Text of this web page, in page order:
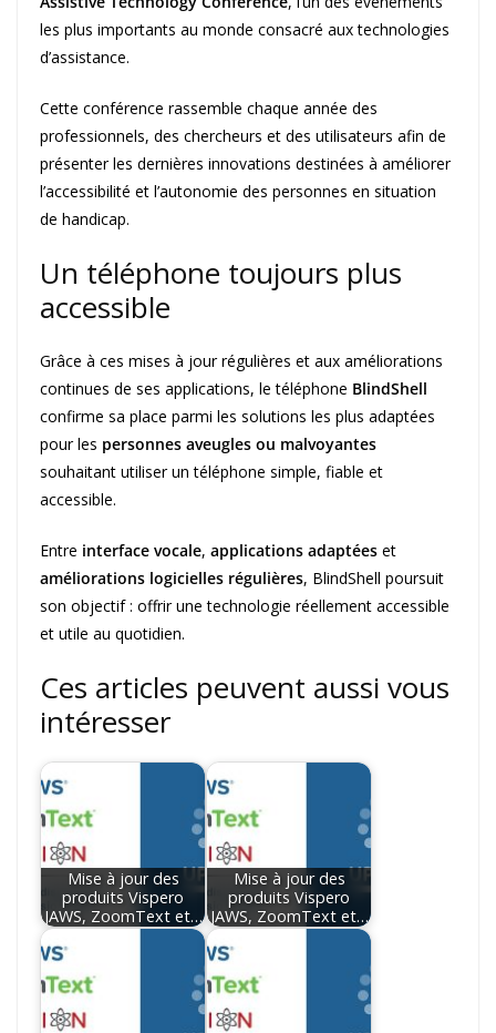
les plus importants au monde consacré aux technologies
d’assistance.
Cette conférence rassemble chaque année des
professionnels, des chercheurs et des utilisateurs afin de
présenter les dernières innovations destinées à améliorer
l’accessibilité et l’autonomie des personnes en situation
de handicap.
Un téléphone toujours plus
accessible
Grâce à ces mises à jour régulières et aux améliorations
continues de ses applications, le téléphone BlindShell
confirme sa place parmi les solutions les plus adaptées
pour les personnes aveugles ou malvoyantes
souhaitant utiliser un téléphone simple, fiable et
accessible.
Entre interface vocale, applications adaptées et
améliorations logicielles régulières, BlindShell poursuit
son objectif : offrir une technologie réellement accessible
et utile au quotidien.
Ces articles peuvent aussi vous
intéresser
Mise à jour des
produits Vispero
JAWS, ZoomText et…
Mise à jour des
produits Vispero
JAWS, ZoomText et…